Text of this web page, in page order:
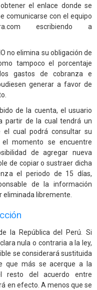
el enlace donde se
comunicarse con el equipo
escribiendo a
no elimina su obligación de
tampoco el porcentaje
gastos de cobranza e
generar a favor de
de la cuenta, el usuario
partir de la cual tendrá un
cual podrá consultar su
momento se encuentre
de agregar nueva
de copiar o sustraer dicha
el periodo de 15 días,
de la información
eliminada libremente.
la República del Perú. Si
nula o contraria a la ley,
se considerará sustituida
que más se acerque a la
resto del acuerdo entre
en efecto. A menos que se